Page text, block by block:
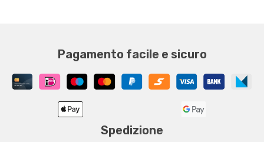
Pagamento facile e sicuro
Spedizione